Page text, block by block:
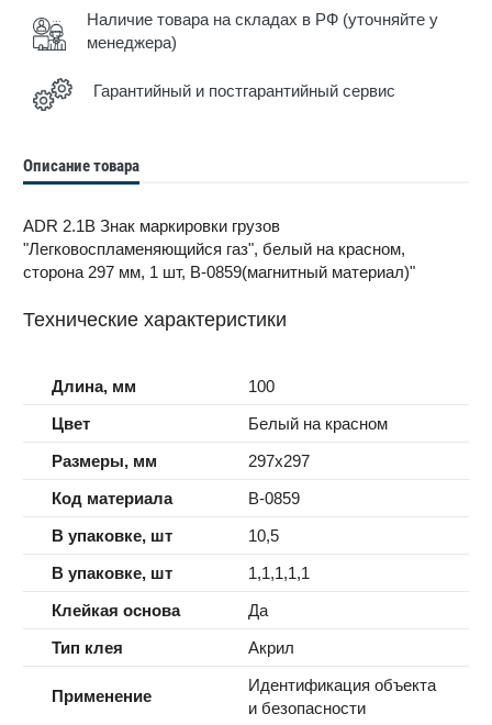
Наличие товара на складах в РФ (уточняйте у
менеджера)
Гарантийный и постгарантийный сервис
Описание товара
ADR 2.1B Знак маркировки грузов
"Легковоспламеняющийся газ", белый на красном,
сторона 297 мм, 1 шт, B-0859(магнитный материал)"
Технические характеристики
Длина, мм
100
Цвет
Белый на красном
Размеры, мм
297x297
Код материала
B-0859
В упаковке, шт
10,5
В упаковке, шт
1,1,1,1,1
Клейкая основа
Да
Тип клея
Акрил
Применение
Идентификация объекта
и безопасности